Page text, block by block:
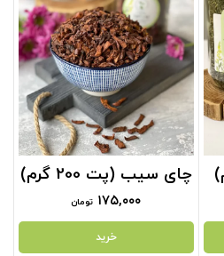
چای سیب (پت 200 گرم)
۱۷۵,۰۰۰ تومان
خرید